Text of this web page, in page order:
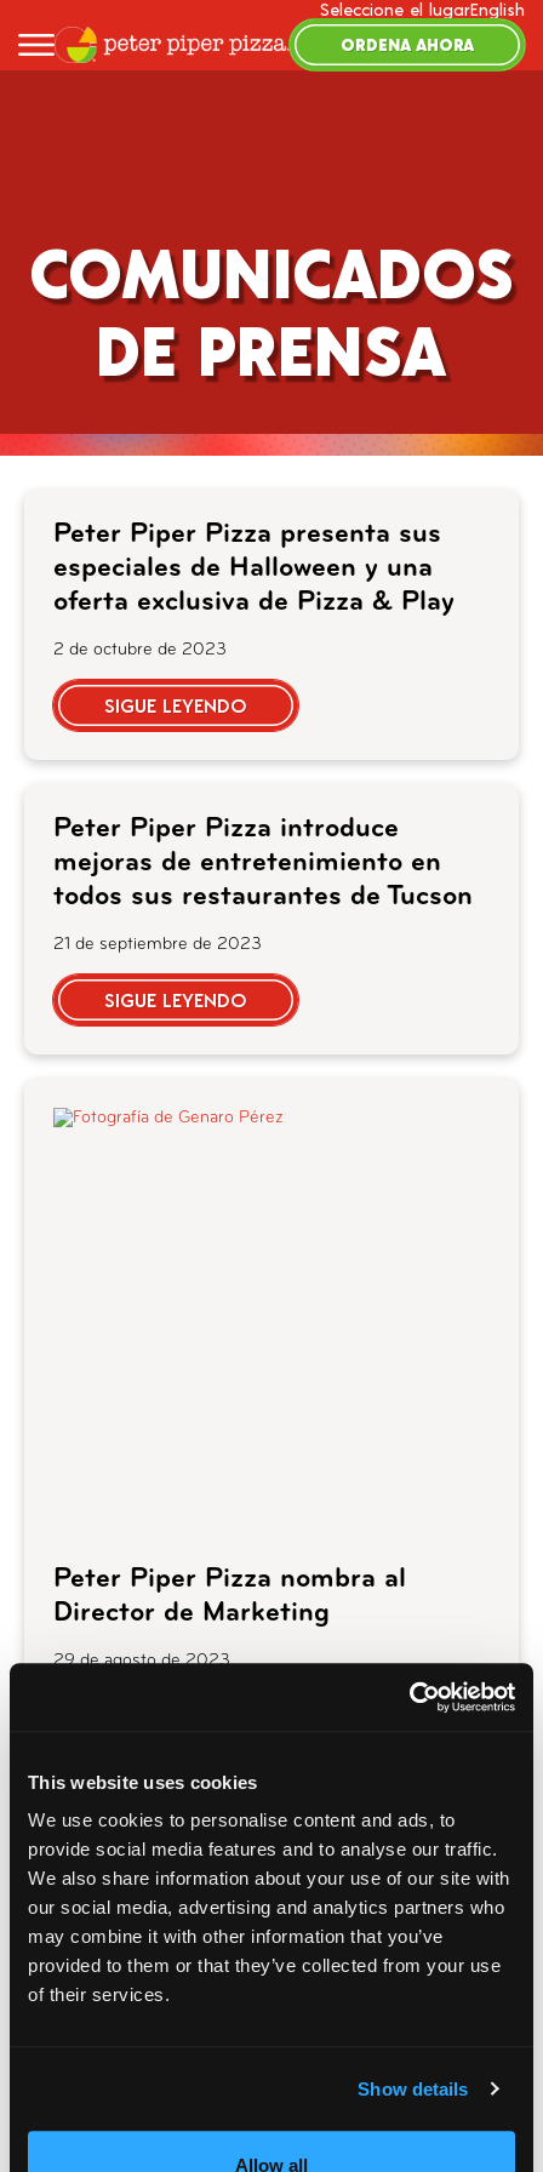
This website uses cookies
We use cookies to personalise content and ads, to
provide social media features and to analyse our traffic.
We also share information about your use of our site with
our social media, advertising and analytics partners who
may combine it with other information that you’ve
provided to them or that they’ve collected from your use
of their services.
Show details
Allow all
Seleccione el lugarEnglish
ORDENA AHORA
COMUNICADOS
DE PRENSA
Peter Piper Pizza presenta sus
especiales de Halloween y una
oferta exclusiva de Pizza & Play
2 de octubre de 2023
SIGUE LEYENDO
Peter Piper Pizza introduce
mejoras de entretenimiento en
todos sus restaurantes de Tucson
21 de septiembre de 2023
SIGUE LEYENDO
Peter Piper Pizza nombra al
Director de Marketing
29 de agosto de 2023
Peter Piper Pizza celebra 50 años
de comida, familia y diversión
17 de agosto de 2023
SIGUE LEYENDO
contacte con nuestro equipo de